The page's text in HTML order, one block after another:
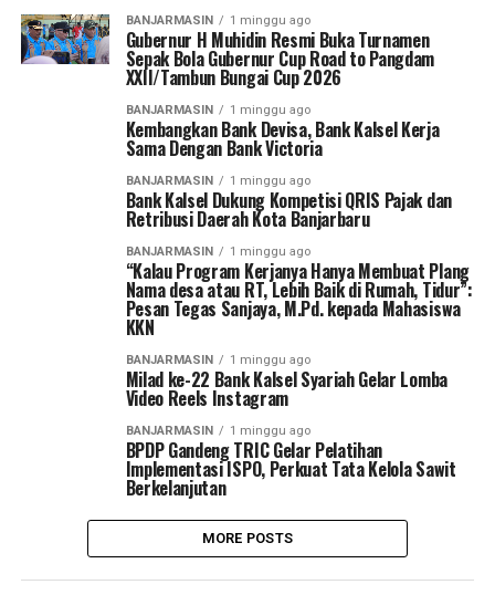
BANJARMASIN 1 minggu ago
Gubernur H Muhidin Resmi Buka Turnamen
Sepak Bola Gubernur Cup Road to Pangdam
XXII/Tambun Bungai Cup 2026
BANJARMASIN 1 minggu ago
Kembangkan Bank Devisa, Bank Kalsel Kerja
Sama Dengan Bank Victoria
BANJARMASIN 1 minggu ago
Bank Kalsel Dukung Kompetisi QRIS Pajak dan
Retribusi Daerah Kota Banjarbaru
BANJARMASIN 1 minggu ago
“Kalau Program Kerjanya Hanya Membuat Plang
Nama desa atau RT, Lebih Baik di Rumah, Tidur”:
Pesan Tegas Sanjaya, M.Pd. kepada Mahasiswa
KKN
BANJARMASIN 1 minggu ago
Milad ke-22 Bank Kalsel Syariah Gelar Lomba
Video Reels Instagram
BANJARMASIN 1 minggu ago
BPDP Gandeng TRIC Gelar Pelatihan
Implementasi ISPO, Perkuat Tata Kelola Sawit
Berkelanjutan
MORE POSTS